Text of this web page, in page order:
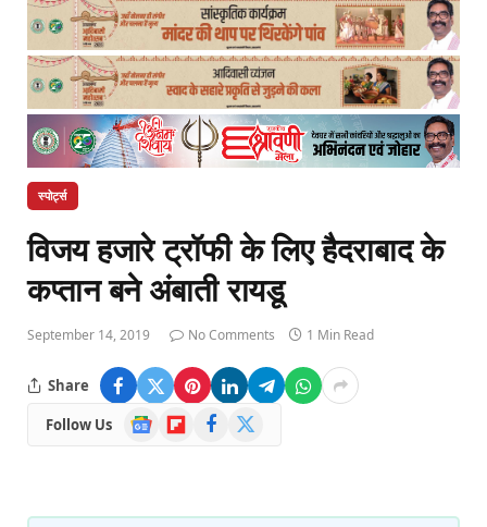
स्पोर्ट्स
विजय हजारे ट्रॉफी के लिए हैदराबाद के
कप्तान बने अंबाती रायडू
September 14, 2019 No Comments 1 Min Read
Share
Follow Us
Google
News
FlipboardFacebook